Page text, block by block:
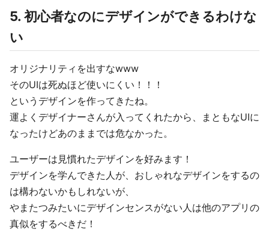
5. 初心者なのにデザインができるわけな
い
オリジナリティを出すなwww
そのUIは死ぬほど使いにくい！！！
というデザインを作ってきたね。
運よくデザイナーさんが入ってくれたから、まともなUIに
なったけどあのままでは危なかった。
ユーザーは見慣れたデザインを好みます！
デザインを学んできた人が、おしゃれなデザインをするの
は構わないかもしれないが、
やまたつみたいにデザインセンスがない人は他のアプリの
真似をするべきだ！